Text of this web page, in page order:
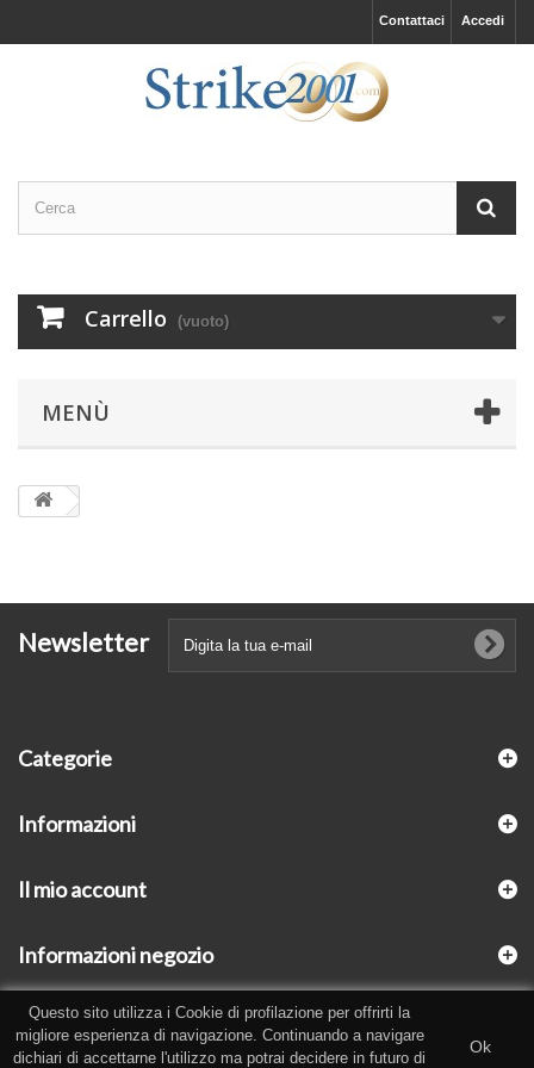
Accedi
Contattaci
Carrello (vuoto)
MENÙ
Newsletter
Categorie
Informazioni
Il mio account
Informazioni negozio
Questo sito utilizza i Cookie di profilazione per offrirti la
migliore esperienza di navigazione. Continuando a navigare
dichiari di accettarne l'utilizzo ma potrai decidere in futuro di
Ok